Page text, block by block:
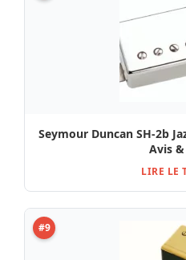
Seymour Duncan SH-2b
Avis
LIRE LE
#9